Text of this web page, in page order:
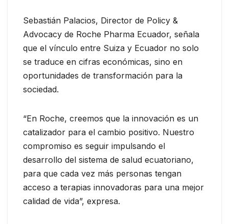
Sebastián Palacios, Director de Policy &
Advocacy de Roche Pharma Ecuador, señala
que el vínculo entre Suiza y Ecuador no solo
se traduce en cifras económicas, sino en
oportunidades de transformación para la
sociedad.
“En Roche, creemos que la innovación es un
catalizador para el cambio positivo. Nuestro
compromiso es seguir impulsando el
desarrollo del sistema de salud ecuatoriano,
para que cada vez más personas tengan
acceso a terapias innovadoras para una mejor
calidad de vida”, expresa.